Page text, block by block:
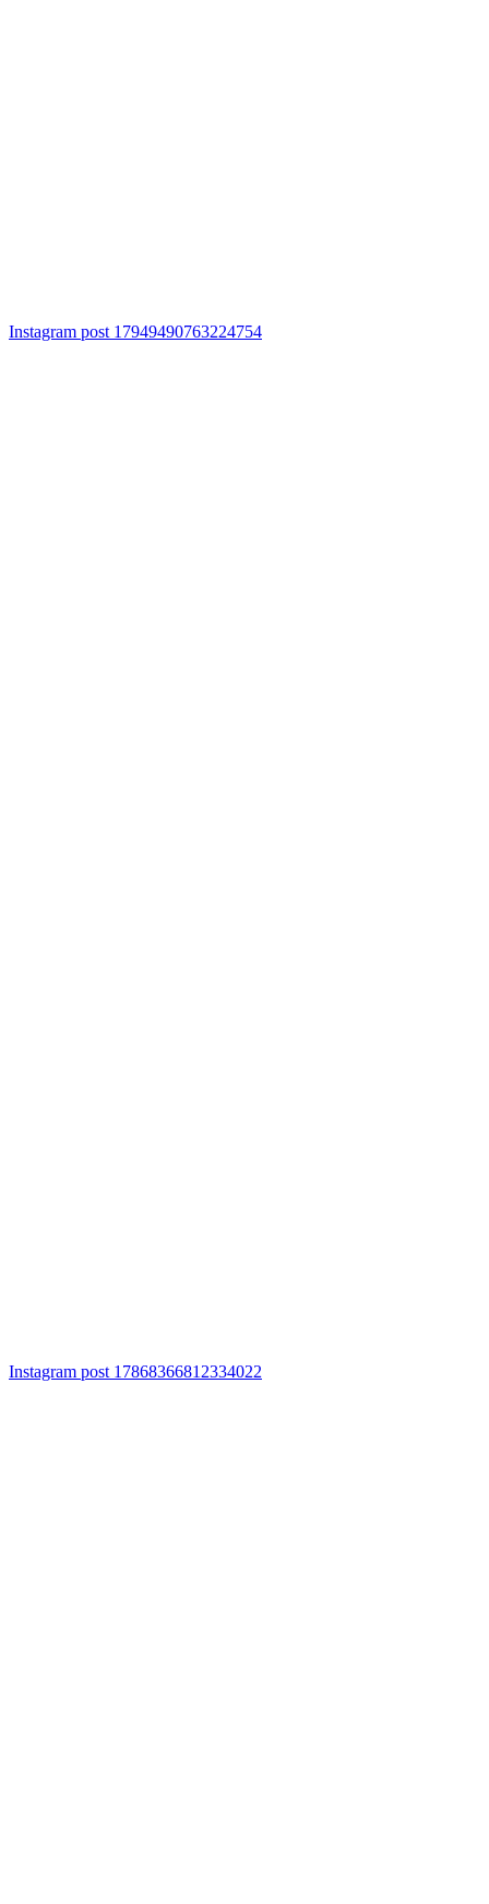
Instagram post 17949490763224754
Instagram post 17868366812334022